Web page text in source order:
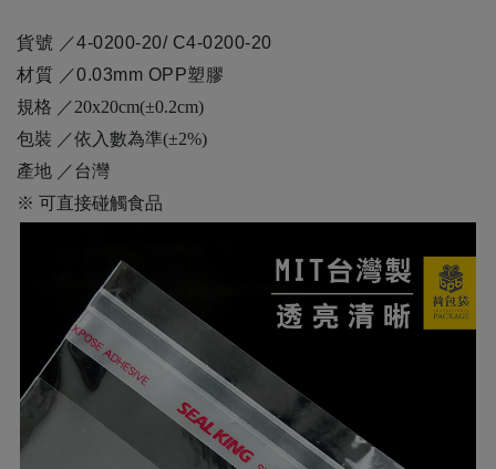
貨號 ／4-0200-20/ C4-0200-20
材質 ／0.03mm OPP塑膠
規格 ／20x20cm(±0.2cm)
包裝 ／依入數為準(±2%)
產地 ／台灣
※ 可直接碰觸食品